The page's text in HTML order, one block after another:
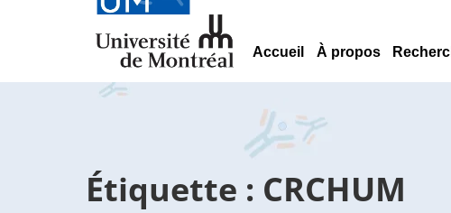
Accueil À propos
Étiquette : CRCHUM